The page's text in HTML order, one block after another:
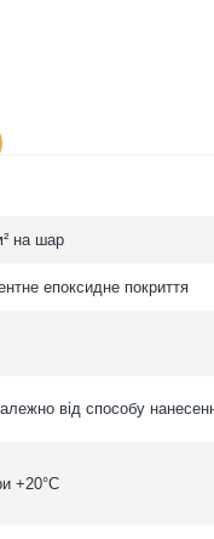
на шар
епоксидне покриття
від способу
+20°C